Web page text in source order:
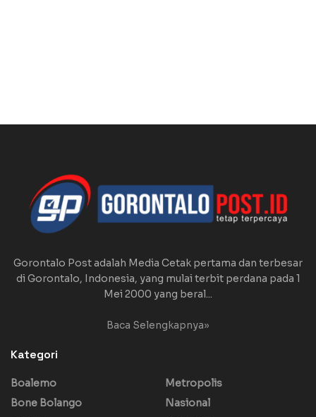
Gorontalo Post adalah Media Cetak pertama dan terbesar
di Gorontalo, Indonesia, yang mulai terbit perdana pada 1
Mei 2000 yang beral...
Baca Selengkapnya»
Kategori
Boalemo
Bone Bolango
Metropolis
Nasional